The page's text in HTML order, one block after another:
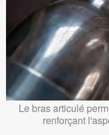
Le bras articulé
renforçant